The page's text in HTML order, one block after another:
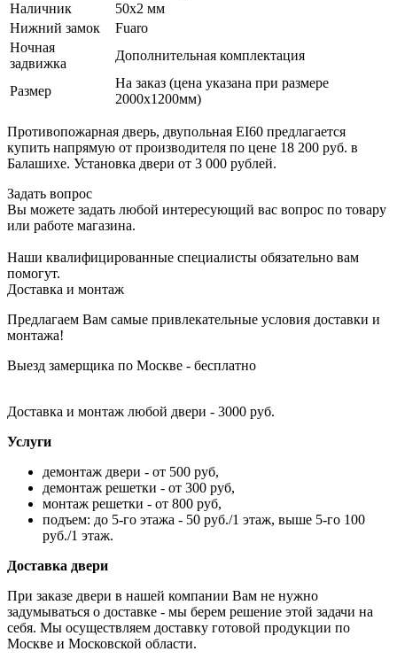
Наличник
50х2 мм
Нижний замок
Fuaro
Ночная
задвижка
Дополнительная комплектация
Размер
На заказ (цена указана при размере
2000х1200мм)
Противопожарная дверь, двупольная EI60 предлагается
купить напрямую от производителя по цене 18 200 руб. в
Балашихе. Установка двери от 3 000 рублей.
Задать вопрос
Вы можете задать любой интересующий вас вопрос по товару
или работе магазина.
Наши квалифицированные специалисты обязательно вам
помогут.
Доставка и монтаж
Предлагаем Вам самые привлекательные условия доставки и
монтажа!
Выезд замерщика по Москве - бесплатно
Доставка и монтаж любой двери - 3000 руб.
Услуги
демонтаж двери - от 500 руб,
демонтаж решетки - от 300 руб,
монтаж решетки - от 800 руб,
подъем: до 5-го этажа - 50 руб./1 этаж, выше 5-го 100
руб./1 этаж.
Доставка двери
При заказе двери в нашей компании Вам не нужно
задумываться о доставке - мы берем решение этой задачи на
себя. Мы осуществляем доставку готовой продукции по
Москве и Московской области.